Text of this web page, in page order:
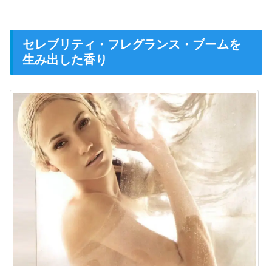
セレブリティ・フレグランス・ブームを
生み出した香り